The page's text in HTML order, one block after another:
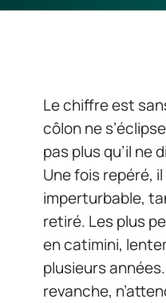
Le chiffre est
côlon ne
pas plus qu’il ne
Une fois repéré,
imperturbable,
retiré. Les plus
en catimini,
plusieurs
revanche,